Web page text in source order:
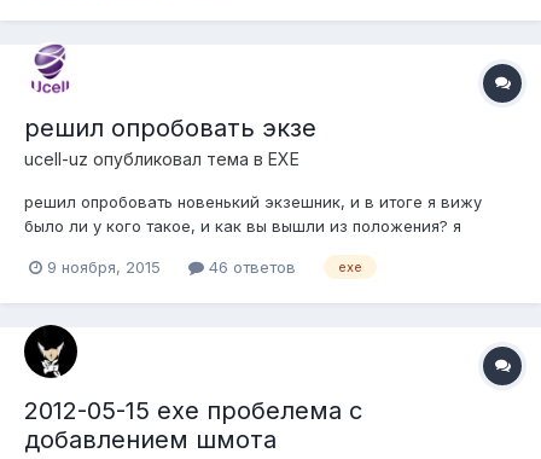
решил опробовать экзе
ucell-uz опубликовал тема в EXE
решил опробовать новенький экзешник, и в итоге я вижу
было ли у кого такое, и как вы вышли из положения? я
верхних нормально работают...с остальными такая херня как
9 ноября, 2015 46 ответов exe
2012-05-15 exe пробелема с
добавлением шмота